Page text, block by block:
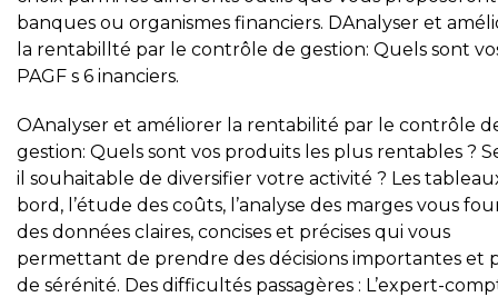
banques ou organismes financiers. DAnalyser et
la rentabillté par le contrôle de gestion: Quels sont
PAGF s 6 inanciers.
OAnaIyser et améliorer la rentabilité par le contrôle
gestion: Quels sont vos produits les plus rentables ?
il souhaitable de diversifier votre activité ? Les
bord, l’étude des coûts, l’analyse des marges vous
des données claires, concises et précises qui vous
permettant de prendre des décisions importantes et
de sérénité. Des difficultés passagères : L’expert-